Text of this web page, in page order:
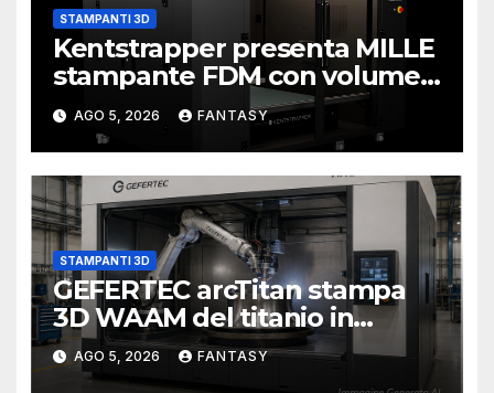
STAMPANTI 3D
Kentstrapper presenta MILLE
stampante FDM con volume
di stampa da un metro cubo
AGO 5, 2026 FANTASY
STAMPANTI 3D
GEFERTEC arcTitan stampa
3D WAAM del titanio in
camera inerte
AGO 5, 2026 FANTASY